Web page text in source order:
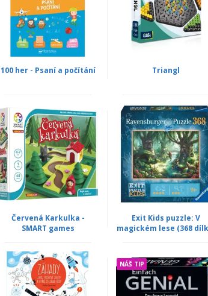
100 her - Psaní a počítání Triangl
Červená Karkulka -
SMART games
Exit Kids puzzle: V
magickém lese (368
NÁŠ TIP